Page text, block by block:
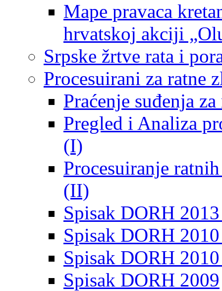
Mape pravaca
hrvatskoj akciji
Srpske žrtve rata i
Procesuirani za ratne
Praćenje suđenja
Pregled i Analiza
(I)
Procesuiranje
(II)
Spisak DORH
Spisak DORH
Spisak DORH
Spisak DORH 2009